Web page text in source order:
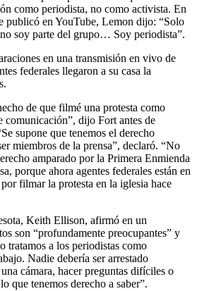
como periodista, no como activista. En
publicó en YouTube, Lemon dijo: “Solo
soy parte del grupo… Soy periodista”.
en una transmisión en vivo de
federales llegaron a su casa la
de que filmé una protesta como
comunicación”, dijo Fort antes de
supone que tenemos el derecho
miembros de la prensa”, declaró. “No
amparado por la Primera Enmienda
porque ahora agentes federales están en
filmar la protesta en la iglesia hace
Keith Ellison, afirmó en un
son “profundamente preocupantes” y
tratamos a los periodistas como
Nadie debería ser arrestado
cámara, hacer preguntas difíciles o
que tenemos derecho a saber”.